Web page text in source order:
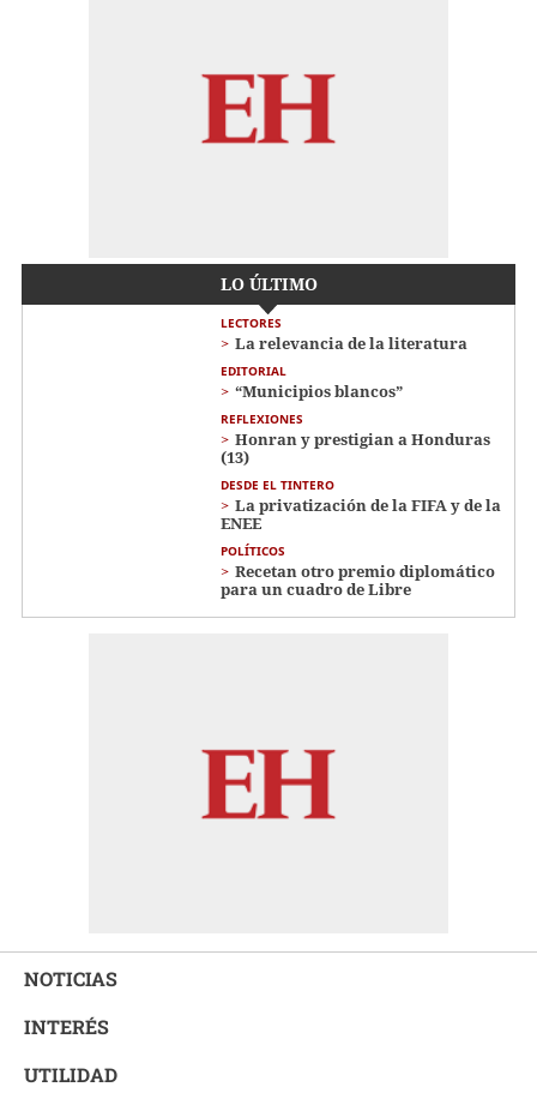
LO ÚLTIMO
LECTORES
La relevancia de la literatura
EDITORIAL
“Municipios blancos”
REFLEXIONES
Honran y prestigian a Honduras
(13)
DESDE EL TINTERO
La privatización de la FIFA y de la
ENEE
POLÍTICOS
Recetan otro premio diplomático
para un cuadro de Libre
NOTICIAS
INTERÉS
UTILIDAD